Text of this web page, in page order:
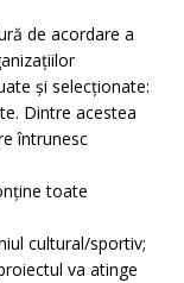
de acordare a
şi selecţionate:
Dintre acestea
întrunesc
toate
cultural/sportiv;
va atinge